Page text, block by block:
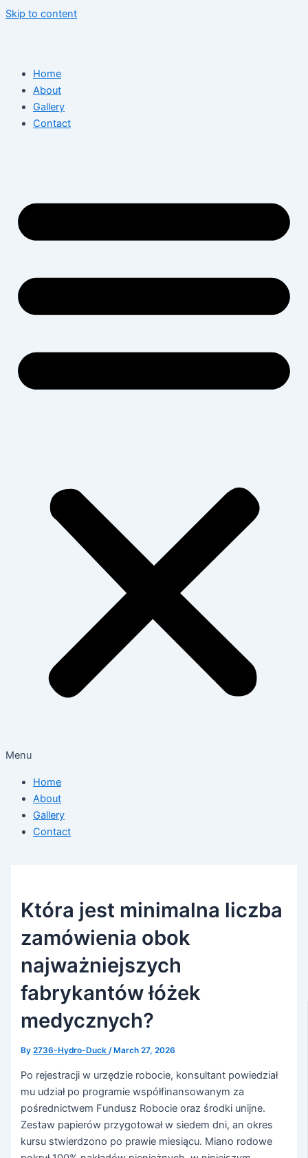
Skip to content
Home
About
Gallery
Contact
Menu
Home
About
Gallery
Contact
Która jest minimalna liczba
zamówienia obok
najważniejszych
fabrykantów łóżek
medycznych?
By2736-Hydro-Duck/ March 27, 2026
Po rejestracji w urzędzie robocie, konsultant powiedział
mu udział po programie współfinansowanym za
pośrednictwem Fundusz Robocie oraz środki unijne.
Zestaw papierów przygotował w siedem dni, an okres
kursu stwierdzono po prawie miesiącu. Miano rodowe